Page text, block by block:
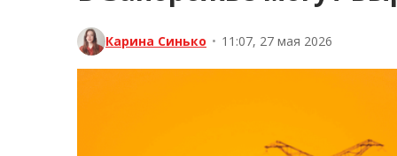
Карина Синько • 11:07, 27 мая 2026